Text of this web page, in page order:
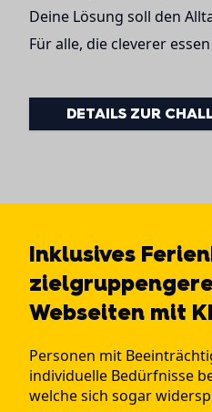
Deine Lösung soll den
Für alle, die cleverer
DETAILS ZUR
Inklusives
Webseiten mit KI
Personen mit
individuelle Bedürfnisse
welche sich sogar